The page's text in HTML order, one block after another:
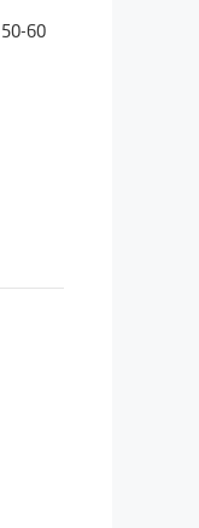
60